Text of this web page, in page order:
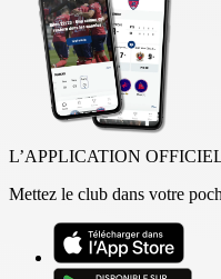
L’APPLICATION
Mettez le club dans votre